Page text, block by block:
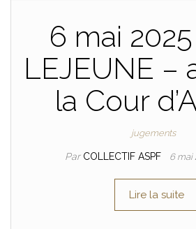
6 mai
LEJEUNE –
la Cour
jugements
Par COLLECTIF ASPF 6 mai
Lire la suite